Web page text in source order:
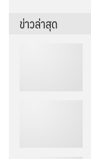
ข่าวล่าสุด